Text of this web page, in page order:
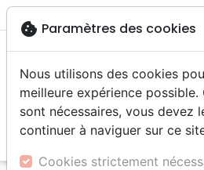
menu
cookie Paramètres des cookies
Nous utilisons des cookies
meilleure expérience
sont nécessaires, vous devez
continuer à naviguer sur ce
Cookies strictement